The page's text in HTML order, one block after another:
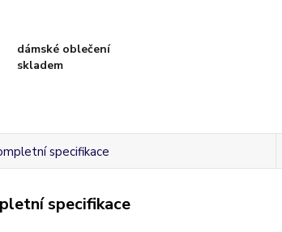
dámské oblečení
skladem
specifikace
specifikace